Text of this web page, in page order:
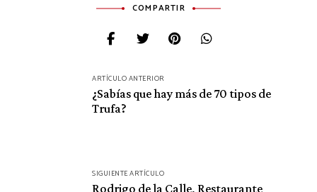
COMPARTIR
ARTÍCULO ANTERIOR
¿Sabías que hay más de 70 tipos de
Trufa?
SIGUIENTE ARTÍCULO
Rodrigo de la Calle, Restaurante